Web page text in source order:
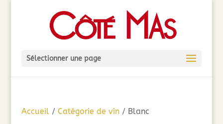
Sélectionner une page
Accueil/ Catégorie de vin/ Blanc